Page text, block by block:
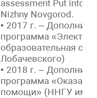
assessment Put into
Nizhny Novgorod.
• 2017 г. –
программа
образовательная
Лобачевского)
• 2018 г. –
программа
помощи» (ННГУ им.